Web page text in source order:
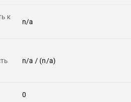
к
n/a
n/a / (n/a)
0